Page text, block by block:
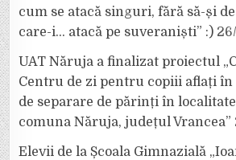
cum se atacă singuri, fără să-și
care-i… atacă pe suveraniști” :)
UAT Năruja a finalizat proiectul
Centru de zi pentru copiii aflați în
de separare de părinți în
comuna Năruja, județul Vrancea”
Elevii de la Școala Gimnazială